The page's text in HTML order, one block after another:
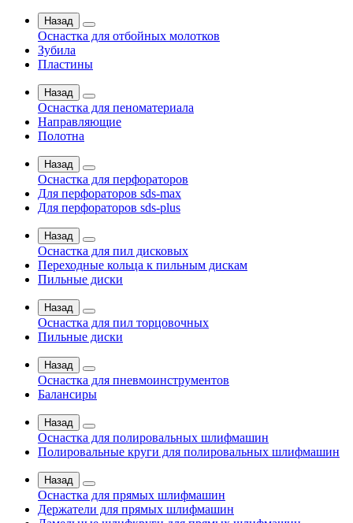
Назад
Оснастка для отбойных молотков
Зубила
Пластины
Назад
Оснастка для пеноматериала
Направляющие
Полотна
Назад
Оснастка для перфораторов
Для перфораторов sds-max
Для перфораторов sds-plus
Назад
Оснастка для пил дисковых
Переходные кольца к пильным дискам
Пильные диски
Назад
Оснастка для пил торцовочных
Пильные диски
Назад
Оснастка для пневмоинструментов
Балансиры
Назад
Оснастка для полировальных шлифмашин
Полировальные круги для полировальных шлифмашин
Назад
Оснастка для прямых шлифмашин
Держатели для прямых шлифмашин